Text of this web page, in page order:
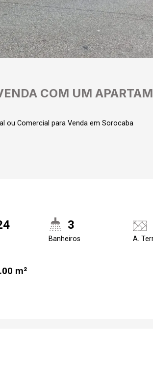
COM UM
ou Comercial para Venda em Sorocaba
3
Banheiros A.
m²